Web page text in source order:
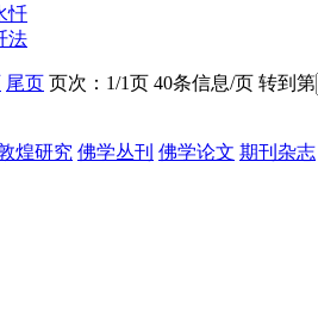
忏
法
尾页 页次：1/1页 40条信息/页 转到第
煌研究 佛学丛刊 佛学论文 期刊杂志